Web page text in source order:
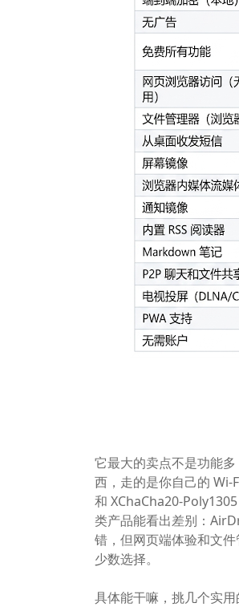
它最大的卖点不是功能
西，走的是你自己的 Wi-
和 XChaCha20-
类产品能看出差别：
错，但网页端体验和文
少数选择。
具体能干嘛，挑几个实